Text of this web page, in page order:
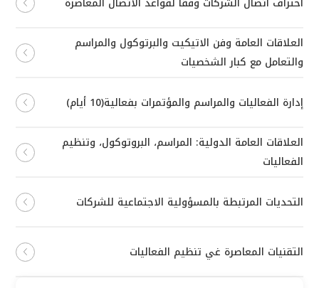
العلاقات العامة وفن الاتيكيت والبرتوكول والمراسم
والتعامل مع كبار الشخصيات
إدارة الفعاليات والمراسم والمؤتمرات بفعالية(10 أيام)
العلاقات العامة الدولية: المراسم، البروتوكول، وتنظيم
الفعاليات
التحديات المرتبطة بالمسؤولية الاجتماعية للشركات
التقنيات المعاصرة غي تنظيم الفعاليات